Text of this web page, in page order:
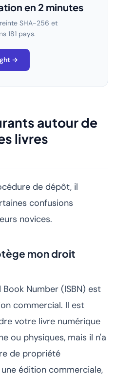
en 2 minutes
SHA-256 et
181 pays.
→
autour de
livres
de dépôt, il
confusions
novices.
mon droit
Number (ISBN) est
commercial. Il est
votre livre numérique
ou physiques, mais il n'a
de propriété
édition commerciale,